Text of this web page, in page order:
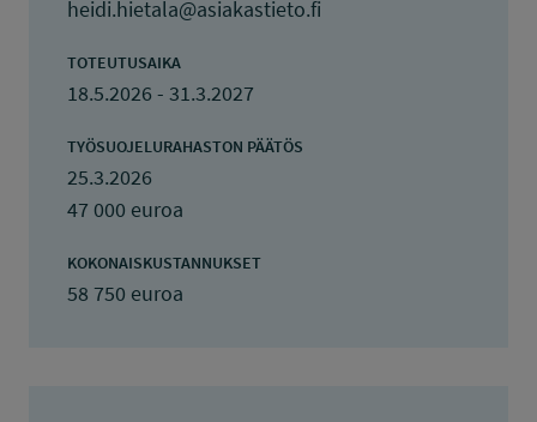
heidi.hietala@asiakastieto.fi
TOTEUTUSAIKA
18.5.2026 - 31.3.2027
TYÖSUOJELURAHASTON PÄÄTÖS
25.3.2026
47 000 euroa
KOKONAISKUSTANNUKSET
58 750 euroa